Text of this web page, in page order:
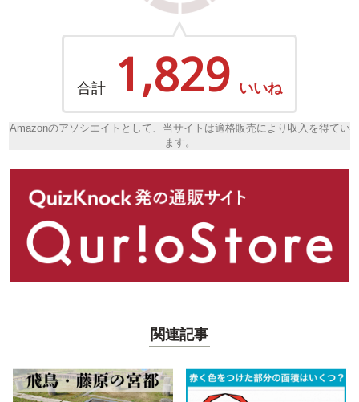
合計 1,829 いいね
Amazonのアソシエイトとして、当サイトは適格販売により収入を得てい
ます。
関連記事